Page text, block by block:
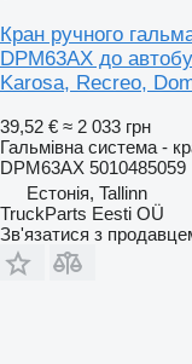
Кран ручного
DPM63AX до
Karosa, Recreo,
39,52 € ≈ 2 033 грн
Гальмівна система -
DPM63AX 5010485059
Естонія, Tallinn
TruckParts Eesti OÜ
Зв'язатися з